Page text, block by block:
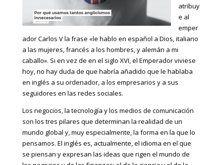
atribuy
e al
emper
ador Carlos V la frase «le hablo en español a Dios, italiano
a las mujeres, francés a los hombres, y alemán a mi
caballo». Si en vez de en el siglo XVI, el Emperador viviese
hoy, no hay duda de que habría añadido que le hablaba
en inglés a su ordenador, a los empresarios y a sus
seguidores en las redes sociales.
Los negocios, la tecnología y los medios de comunicación
son los tres pilares que determinan la realidad de un
mundo global y, muy especialmente, la forma en la que lo
pensamos. El inglés es, actualmente, el idioma en el que
se piensan y expresan las ideas que rigen el mundo de